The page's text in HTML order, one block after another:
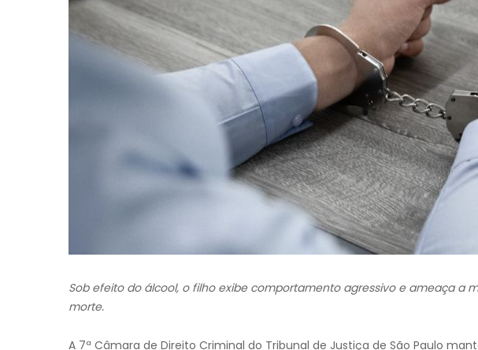
Sob efeito do álcool, o filho exibe comportamento agressivo e ameaça a
morte.
A 7ª Câmara de Direito Criminal do Tribunal de Justiça de São Paulo